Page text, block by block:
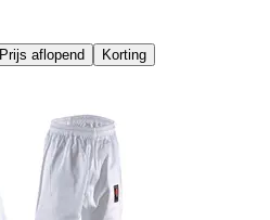
Prijs aflopend Korting